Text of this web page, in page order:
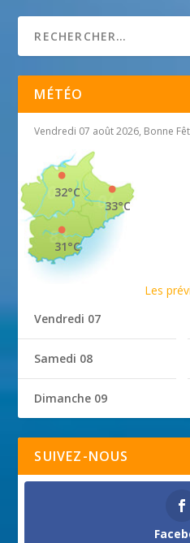
MÉTÉO
Vendredi 07 août 2026, Bonne
33°C
32°C
31°C
Les
Vendredi 07
Samedi 08
Dimanche 09
SUIVEZ-NOUS